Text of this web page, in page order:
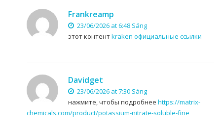
Frankreamp
23/06/2026 at 6:48 Sáng
этот контентkraken официальные ссылки
Davidget
23/06/2026 at 7:30 Sáng
нажмите, чтобы подробнее https://matrix-
chemicals.com/product/potassium-nitrate-soluble-fine